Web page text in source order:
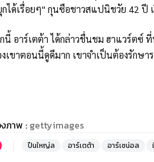
กได้เรื่อยๆ" กุนซือชาวสแปนิชวัย 42 ปี
นี้ อาร์เตต้า ได้กล่าวชื่นชม ฮาแวร์ตซ์
เขาตอนนี้ดูดีมาก เขาจำเป็นต้องรักษา
ภาพ : gettyimages
ปืนใหญ่ล อาร์เตต้า อาร์เซน่อล